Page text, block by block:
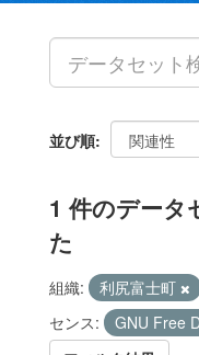
並び順
1 件のデータ
た
組織: 利尻富士町
センス:
GNU Free